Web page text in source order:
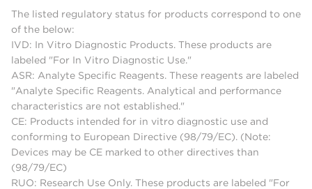
The listed regulatory status for products correspond to one
of the below:
IVD: In Vitro Diagnostic Products. These products are
labeled "For In Vitro Diagnostic Use."
ASR: Analyte Specific Reagents. These reagents are labeled
"Analyte Specific Reagents. Analytical and performance
characteristics are not established."
CE: Products intended for in vitro diagnostic use and
conforming to European Directive (98/79/EC). (Note:
Devices may be CE marked to other directives than
(98/79/EC)
RUO: Research Use Only. These products are labeled "For